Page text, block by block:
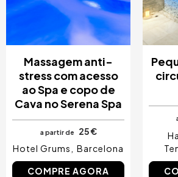
Massagem anti-
stress com acesso
ao Spa e copo de
Cava no Serena Spa
a partir de
25 €
Hotel Grums
Barcelona
COMPRE AGORA